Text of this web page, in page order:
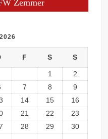
Zemmer
F S S
1
2
7 8
9
14 15
16
21 22
23
28 29
30